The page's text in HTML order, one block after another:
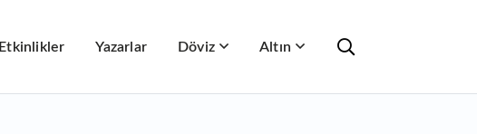
Etkinlikler Yazarlar Döviz Altın